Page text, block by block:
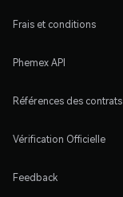
Frais et conditions
Phemex API
Références des contrats
Vérification Officielle
Feedback